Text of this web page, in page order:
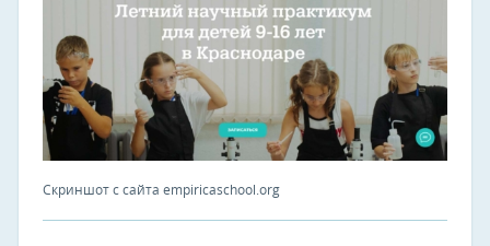
Скриншот с сайта empiricaschool.org